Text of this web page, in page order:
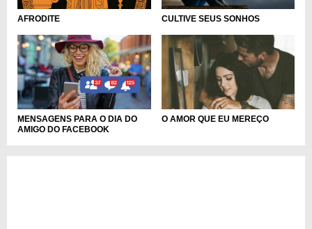
AFRODITE CULTIVE SEUS SONHOS
MENSAGENS PARA O DIA DO
AMIGO DO FACEBOOK
O AMOR QUE EU MEREÇO